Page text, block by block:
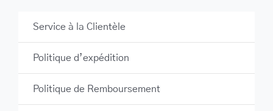
Service à la Clientèle
Politique d’expédition
Politique de Remboursement